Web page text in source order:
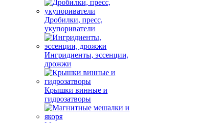
Дробилки, пресс,
укупориватели
Ингридиенты, эссенции,
дрожжи
Крышки винные и
гидрозатворы